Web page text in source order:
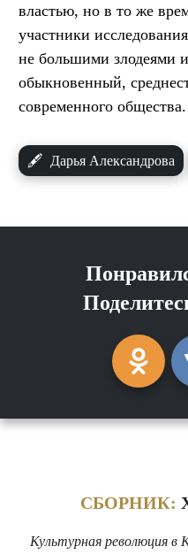
властью, но в то же
участники
не большими злодеями
обыкновенный,
современного общества.
🖋 Дарья Александрова
СБОРНИК:
Культурная революция в